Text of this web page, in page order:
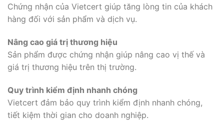
Chứng nhận của Vietcert giúp tăng lòng tin của khách
hàng đối với sản phẩm và dịch vụ.
Nâng cao giá trị thương hiệu
Sản phẩm được chứng nhận giúp nâng cao vị thế và
giá trị thương hiệu trên thị trường.
Quy trình kiểm định nhanh chóng
Vietcert đảm bảo quy trình kiểm định nhanh chóng,
tiết kiệm thời gian cho doanh nghiệp.